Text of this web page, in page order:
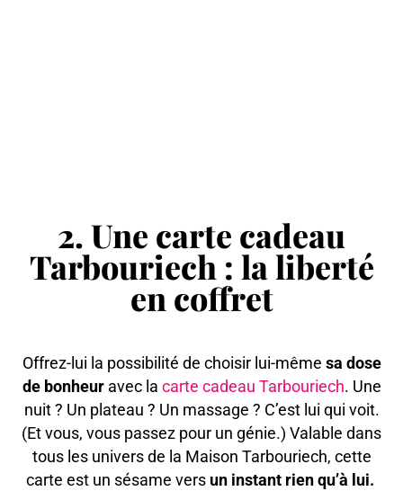
2. Une carte cadeau
Tarbouriech : la liberté
en coffret
Offrez-lui la possibilité de choisir lui-même sa dose
de bonheur avec la carte cadeau Tarbouriech. Une
nuit ? Un plateau ? Un massage ? C’est lui qui voit.
(Et vous, vous passez pour un génie.) Valable dans
tous les univers de la Maison Tarbouriech, cette
carte est un sésame vers un instant rien qu’à lui.